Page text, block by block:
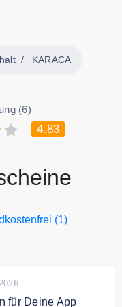
KARACA
(6)
4.83
(1)
für Deine App